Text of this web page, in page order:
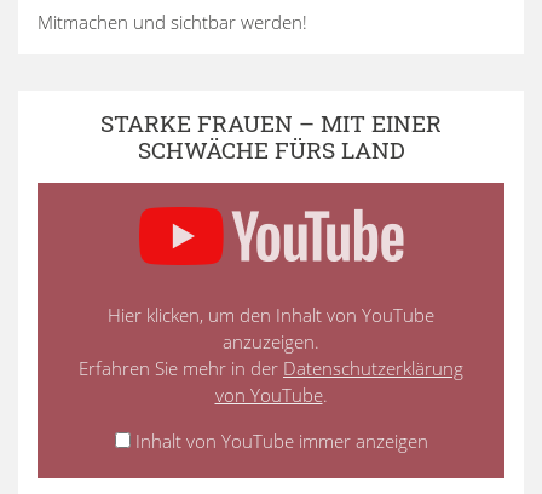
Mitmachen und sichtbar werden!
STARKE FRAUEN – MIT EINER
SCHWÄCHE FÜRS LAND
Hier klicken, um den Inhalt von YouTube
anzuzeigen.
Erfahren Sie mehr in der Datenschutzerklärung
von YouTube.
Inhalt von YouTube immer anzeigen